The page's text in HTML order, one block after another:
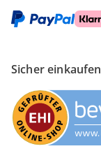
Sicher einkaufen